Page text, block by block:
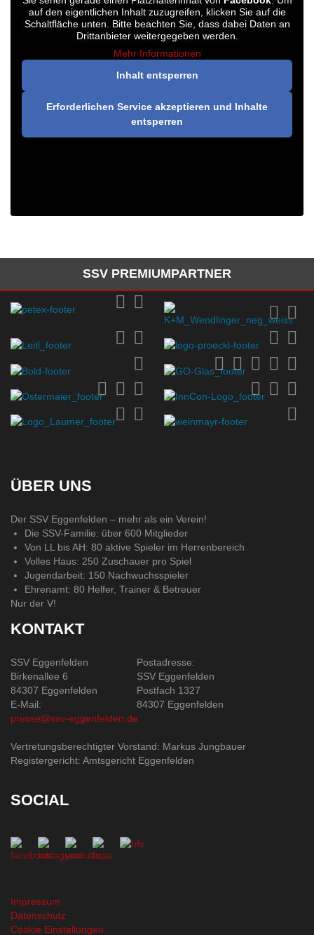
auf den eigentlichen Inhalt zuzugreifen, klicken Sie auf die
Schaltfläche unten. Bitte beachten Sie, dass dabei Daten an
Drittanbieter weitergegeben werden.
Mehr Informationen
Inhalt entsperren
Erforderlichen Service akzeptieren und Inhalte
entsperren
SSV PREMIUMPARTNER
ÜBER UNS
Der SSV Eggenfelden – mehr als ein Verein!
Die SSV-Familie: über 600 Mitglieder
Von LL bis AH: 80 aktive Spieler im Herrenbereich
Volles Haus: 250 Zuschauer pro Spiel
Jugendarbeit: 150 Nachwuchsspieler
Ehrenamt: 80 Helfer, Trainer & Betreuer
Nur der V!
KONTAKT
SSV Eggenfelden
Birkenallee 6
84307 Eggenfelden
E-Mail:
presse@ssv-eggenfelden.de
Postadresse:
SSV Eggenfelden
Postfach 1327
84307 Eggenfelden
Vertretungsberechtigter Vorstand: Markus Jungbauer
Registergericht: Amtsgericht Eggenfelden
SOCIAL
Impressum
Datenschutz
Cookie Einstellungen